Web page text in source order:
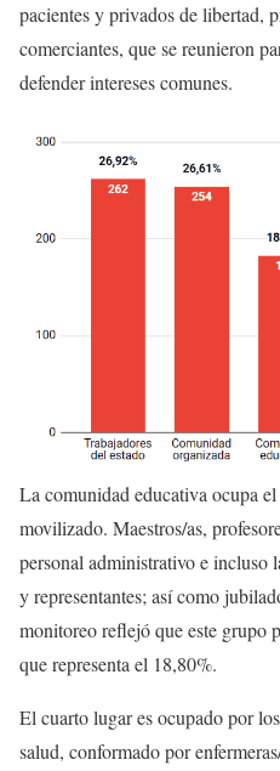
pacientes y privados de libertad,
comerciantes, que se reunieron
defender intereses comunes.
La comunidad educativa ocupa
movilizado. Maestros/as,
personal administrativo e incluso
y representantes; así como
monitoreo reflejó que este grupo
que representa el 18,80%.
El cuarto lugar es ocupado por
salud, conformado por